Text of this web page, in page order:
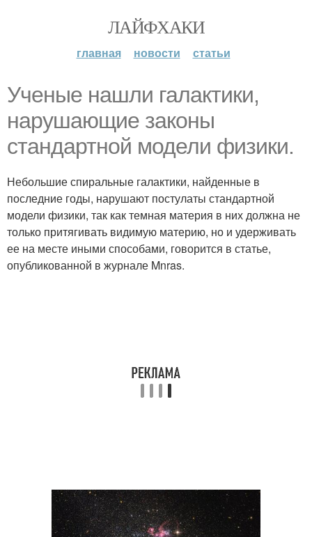
ЛАЙФХАКИ
главная новости статьи
Ученые нашли галактики,
нарушающие законы
стандартной модели физики.
Небольшие спиральные галактики, найденные в
последние годы, нарушают постулаты стандартной
модели физики, так как темная материя в них должна не
только притягивать видимую материю, но и удерживать
ее на месте иными способами, говорится в статье,
опубликованной в журнале Mnras.